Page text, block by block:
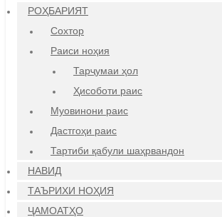
РОҲБАРИЯТ
Сохтор
Раиси ноҳия
Тарҷумаи ҳол
Ҳисоботи раис
Муовинони раис
Дастгоҳи раис
Тартиби қабули шаҳрвандон
НАВИД
ТАЪРИХИ НОҲИЯ
ҶАМОАТҲО